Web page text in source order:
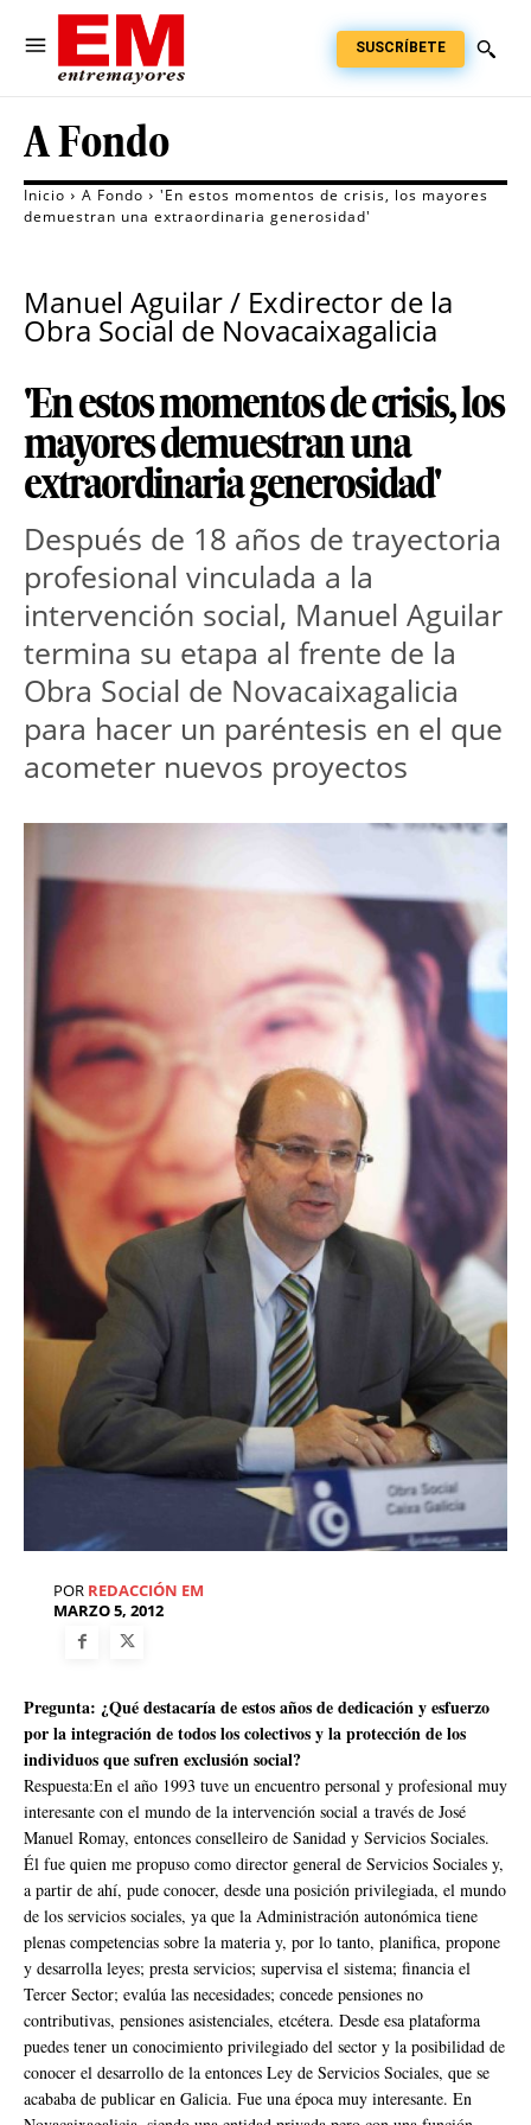
SUSCRÍBETE
A Fondo
Inicio A Fondo
'En estos momentos de crisis, los mayores
demuestran una extraordinaria generosidad'
Manuel Aguilar / Exdirector de la
Obra Social de Novacaixagalicia
'En estos momentos de crisis, los
mayores demuestran una
extraordinaria generosidad'
Después de 18 años de trayectoria
profesional vinculada a la
intervención social, Manuel Aguilar
termina su etapa al frente de la
Obra Social de Novacaixagalicia
para hacer un paréntesis en el que
acometer nuevos proyectos
POR REDACCIÓN EM
MARZO 5, 2012
Pregunta: ¿Qué destacaría de estos años de dedicación y esfuerzo
por la integración de todos los colectivos y la protección de los
individuos que sufren exclusión social?
Respuesta:En el año 1993 tuve un encuentro personal y profesional muy
interesante con el mundo de la intervención social a través de José
Manuel Romay, entonces conselleiro de Sanidad y Servicios Sociales.
Él fue quien me propuso como director general de Servicios Sociales y,
a partir de ahí, pude conocer, desde una posición privilegiada, el mundo
de los servicios sociales, ya que la Administración autonómica tiene
plenas competencias sobre la materia y, por lo tanto, planifica, propone
y desarrolla leyes; presta servicios; supervisa el sistema; financia el
Tercer Sector; evalúa las necesidades; concede pensiones no
contributivas, pensiones asistenciales, etcétera. Desde esa plataforma
puedes tener un conocimiento privilegiado del sector y la posibilidad de
conocer el desarrollo de la entonces Ley de Servicios Sociales, que se
acababa de publicar en Galicia. Fue una época muy interesante. En